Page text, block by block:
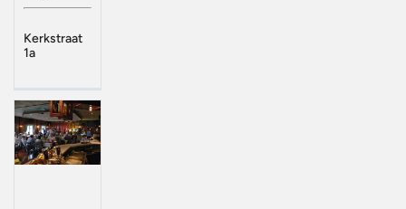
Kerkstraat
1a